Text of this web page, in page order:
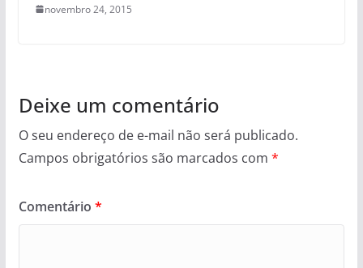
novembro 24, 2015
Deixe um comentário
O seu endereço de e-mail não será publicado.
Campos obrigatórios são marcados com *
Comentário *